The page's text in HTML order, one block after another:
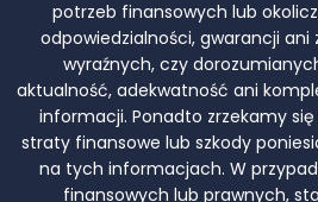
potrzeb finansowych lub
odpowiedzialności, gwarancji
wyraźnych, czy
aktualność, adekwatność ani
informacji. Ponadto zrzekamy
straty finansowe lub szkody
na tych informacjach. W
finansowych lub prawnych,